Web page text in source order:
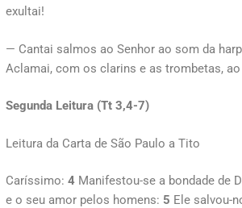
exultai!
— Cantai salmos ao Senhor ao som da
Aclamai, com os clarins e as trombetas, ao
Segunda Leitura (Tt 3,4-7)
Leitura da Carta de São Paulo a Tito
Caríssimo: 4 Manifestou-se a bondade de
e o seu amor pelos homens: 5 Ele salvou-